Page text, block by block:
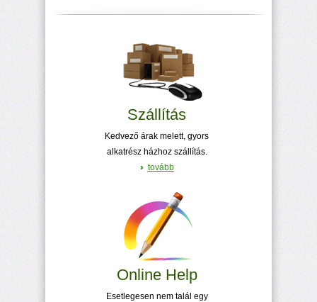
Szállítás
Kedvező árak melett, gyors
alkatrész házhoz szállítás.
tovább
Online Help
Esetlegesen nem talál egy